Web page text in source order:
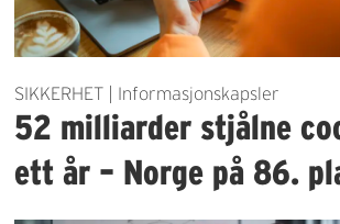
SIKKERHET | Informasjonskapsler
52 milliarder stjålne
ett år – Norge på 86.